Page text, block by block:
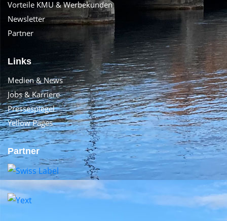
Vorteile KMU & Werbekunden
Newsletter
Partner
Links
Medien & News
Jobs & Karriere
Pressespiegel
Yellow Pages
Partner